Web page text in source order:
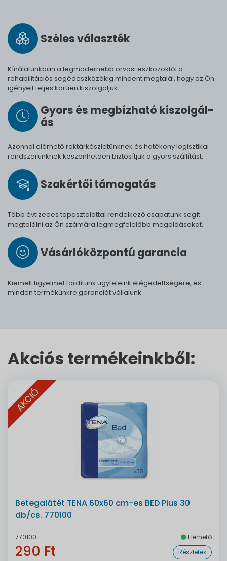
Széles vá­lasz­ték
Kínálatunkban a legmodernebb orvosi eszközöktől a
rehabilitációs segédeszközökig mindent megtalál, hogy az Ön
igényeit teljes körűen kiszolgáljuk.
Gyors és meg­bíz­ha­tó ki­szol­gál­
ás
Azonnal elérhető raktárkészletünknek és hatékony logisztikai
rendszerünknek köszönhetően biztosítjuk a gyors szállítást.
Szak­értői tá­mo­ga­tás
Több évtizedes tapasztalattal rendelkező csapatunk segít
megtalálni az Ön számára legmegfelelőbb megoldásokat.
Vásárló­köz­pontú ga­ran­cia
Kiemelt figyelmet fordítunk ügyfeleink elégedettségére, és
minden termékünkre garanciát vállalunk.
Akciós termékeinkből:
AKCIÓ
Betegalátét TENA 60x60 cm-es BED Plus 30
db/cs. 770100
770100 Elérhető
290 Ft Részletek